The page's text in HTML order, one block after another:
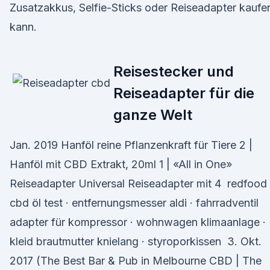
Zusatzakkus, Selfie-Sticks oder Reiseadapter
kann.
Reisestecker und
Reiseadapter für die
ganze Welt
Jan. 2019 Hanföl reine Pflanzenkraft für Tiere 2 |
Hanföl mit CBD Extrakt, 20ml 1 | «All in One»
Reiseadapter Universal Reiseadapter mit 4 redfood
cbd öl test · entfernungsmesser aldi · fahrradventil
adapter für kompressor · wohnwagen klimaanlage ·
kleid brautmutter knielang · styroporkissen 3. Okt.
2017 (The Best Bar & Pub in Melbourne CBD | The